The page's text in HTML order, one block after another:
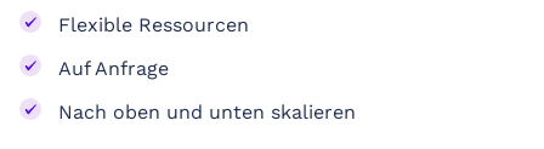
Flexible Ressourcen
Auf Anfrage
Nach oben und unten skalieren